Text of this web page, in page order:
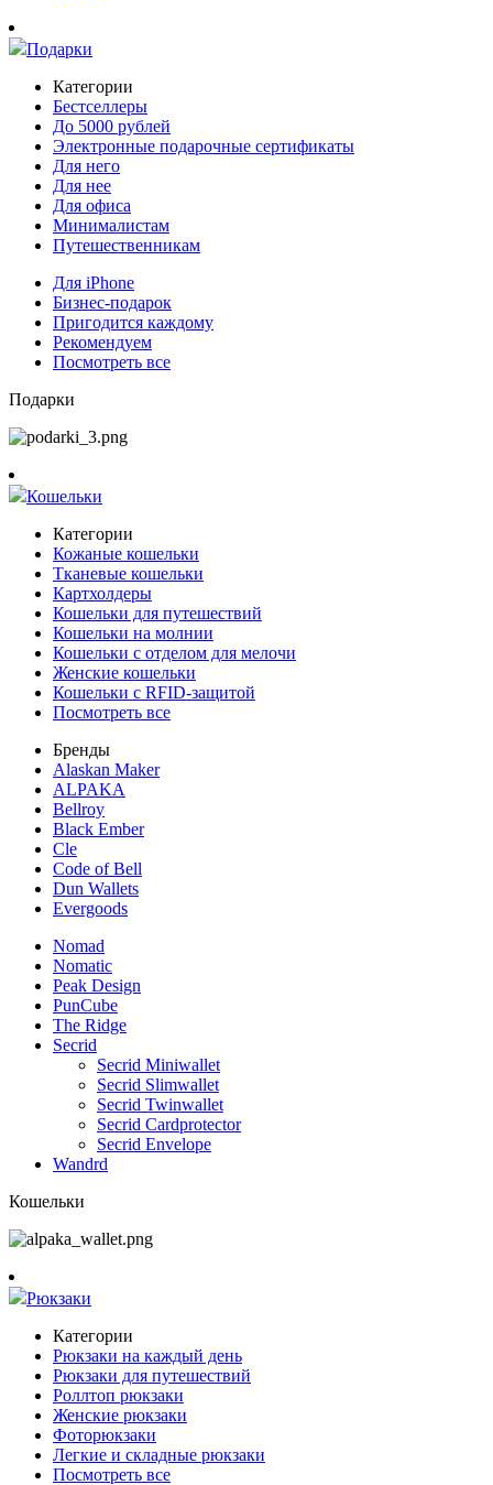
Подарки
Категории
Бестселлеры
До 5000 рублей
Электронные подарочные сертификаты
Для него
Для нее
Для офиса
Минималистам
Путешественникам
Для iPhone
Бизнес-подарок
Пригодится каждому
Рекомендуем
Посмотреть все
Подарки
Кошельки
Категории
Кожаные кошельки
Тканевые кошельки
Картхолдеры
Кошельки для путешествий
Кошельки на молнии
Кошельки с отделом для мелочи
Женские кошельки
Кошельки с RFID-защитой
Посмотреть все
Бренды
Alaskan Maker
ALPAKA
Bellroy
Black Ember
Cle
Code of Bell
Dun Wallets
Evergoods
Nomad
Nomatic
Peak Design
PunCube
The Ridge
Secrid
Secrid Miniwallet
Secrid Slimwallet
Secrid Twinwallet
Secrid Cardprotector
Secrid Envelope
Wandrd
Кошельки
Рюкзаки
Категории
Рюкзаки на каждый день
Рюкзаки для путешествий
Роллтоп рюкзаки
Женские рюкзаки
Фоторюкзаки
Легкие и складные рюкзаки
Посмотреть все